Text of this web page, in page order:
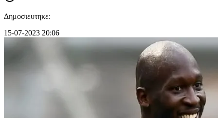
Δημοσιευτηκε:
15-07-2023 20:06